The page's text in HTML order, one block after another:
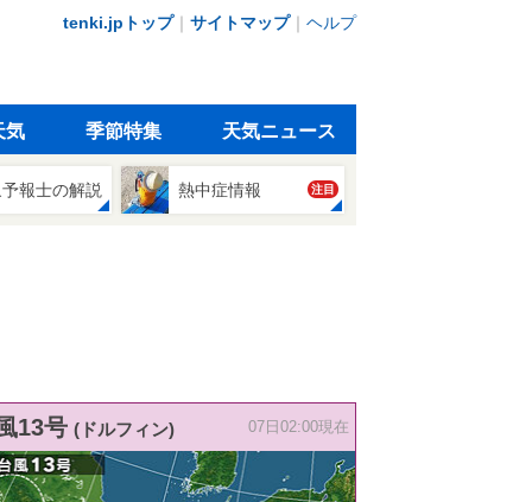
tenki.jpトップ｜ サイトマップ｜ ヘルプ
気 季節特集 天気ニュース
報士の解説 熱中症情報 注目
13号 (ドルフィン) 07日02:00現在